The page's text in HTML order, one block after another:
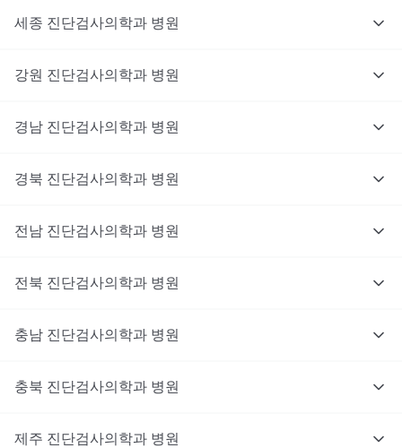
세종 진단검사의학과 병원
강원 진단검사의학과 병원
경남 진단검사의학과 병원
경북 진단검사의학과 병원
전남 진단검사의학과 병원
전북 진단검사의학과 병원
충남 진단검사의학과 병원
충북 진단검사의학과 병원
제주 진단검사의학과 병원
대기없이 진료를 받고 싶으신가요?